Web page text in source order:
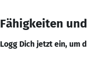
Fähigkeiten
Logg Dich jetzt ein, um